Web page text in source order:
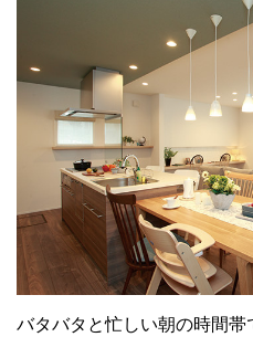
バタバタと忙しい朝の時間